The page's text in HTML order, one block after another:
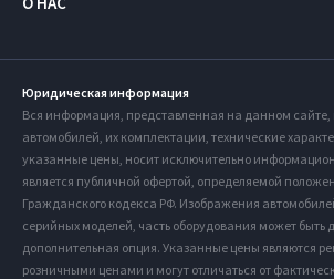
Юридическая информация
Вся информация, представленная на данном
автомобилей, их комплектации, технические
указанные цены, носит исключительно
является публичной офертой, определяемой
Гражданского кодекса РФ. Изображения
серийных моделей, часть оборудования может быть
дополнительная опция. Указанные цены являются
розничными ценами и могут отличаться от